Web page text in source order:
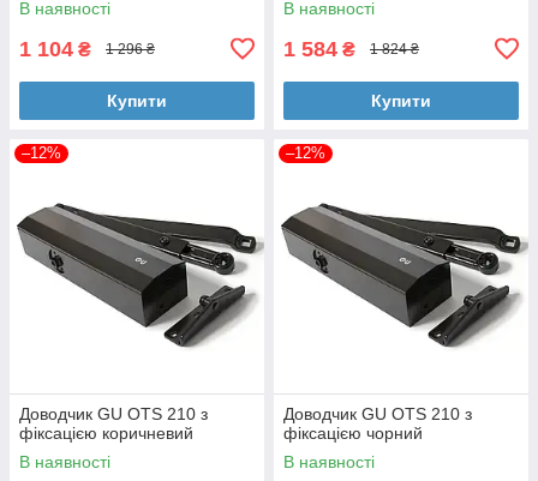
В наявності
1 104 ₴ 1 296 ₴
Купити
В наявності
1 584 ₴ 1 824 ₴
Купити
–12%
Доводчик GU OTS 210 з
фіксацією коричневий
В наявності
–12%
Доводчик GU OTS 210 з
фіксацією чорний
В наявності